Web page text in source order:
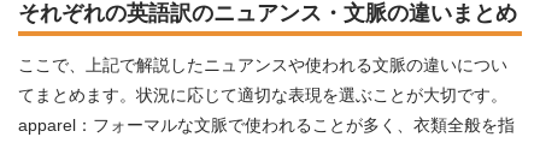
それぞれの英語訳のニュアンス・文脈の違いまとめ
ここで、上記で解説したニュアンスや使われる文脈の違いについ
てまとめます。状況に応じて適切な表現を選ぶことが大切です。
apparel：フォーマルな文脈で使われることが多く、衣類全般を指